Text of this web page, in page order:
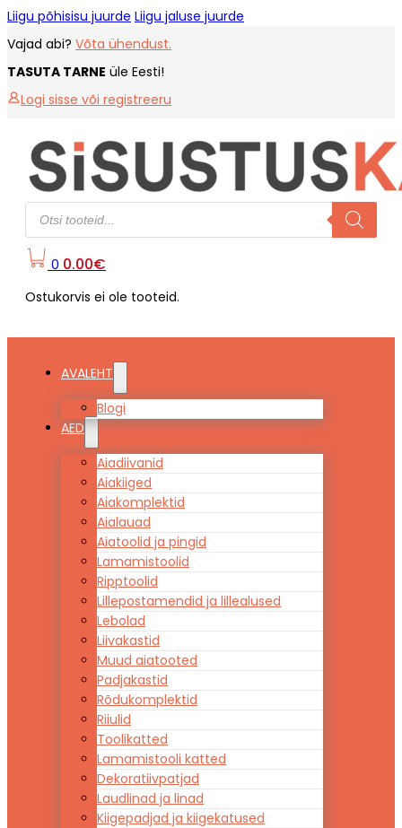
Liigu põhisisu juurde Liigu jaluse juurde
Vajad abi? Võta ühendust.
TASUTA TARNE üle Eesti!
Logi sisse või registreeru
Products
search
0 0.00€
Ostukorvis ei ole tooteid.
AVALEHT
Blogi
AED
Aiadiivanid
Aiakiiged
Aiakomplektid
Aialauad
Aiatoolid ja pingid
Lamamistoolid
Ripptoolid
Lillepostamendid ja lillealused
Lebolad
Liivakastid
Muud aiatooted
Padjakastid
Rõdukomplektid
Riiulid
Toolikatted
Lamamistooli katted
Dekoratiivpatjad
Laudlinad ja linad
Kiigepadjad ja kiigekatused